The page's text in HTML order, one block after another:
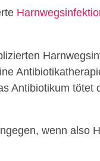
Antibiotikum
wenn also